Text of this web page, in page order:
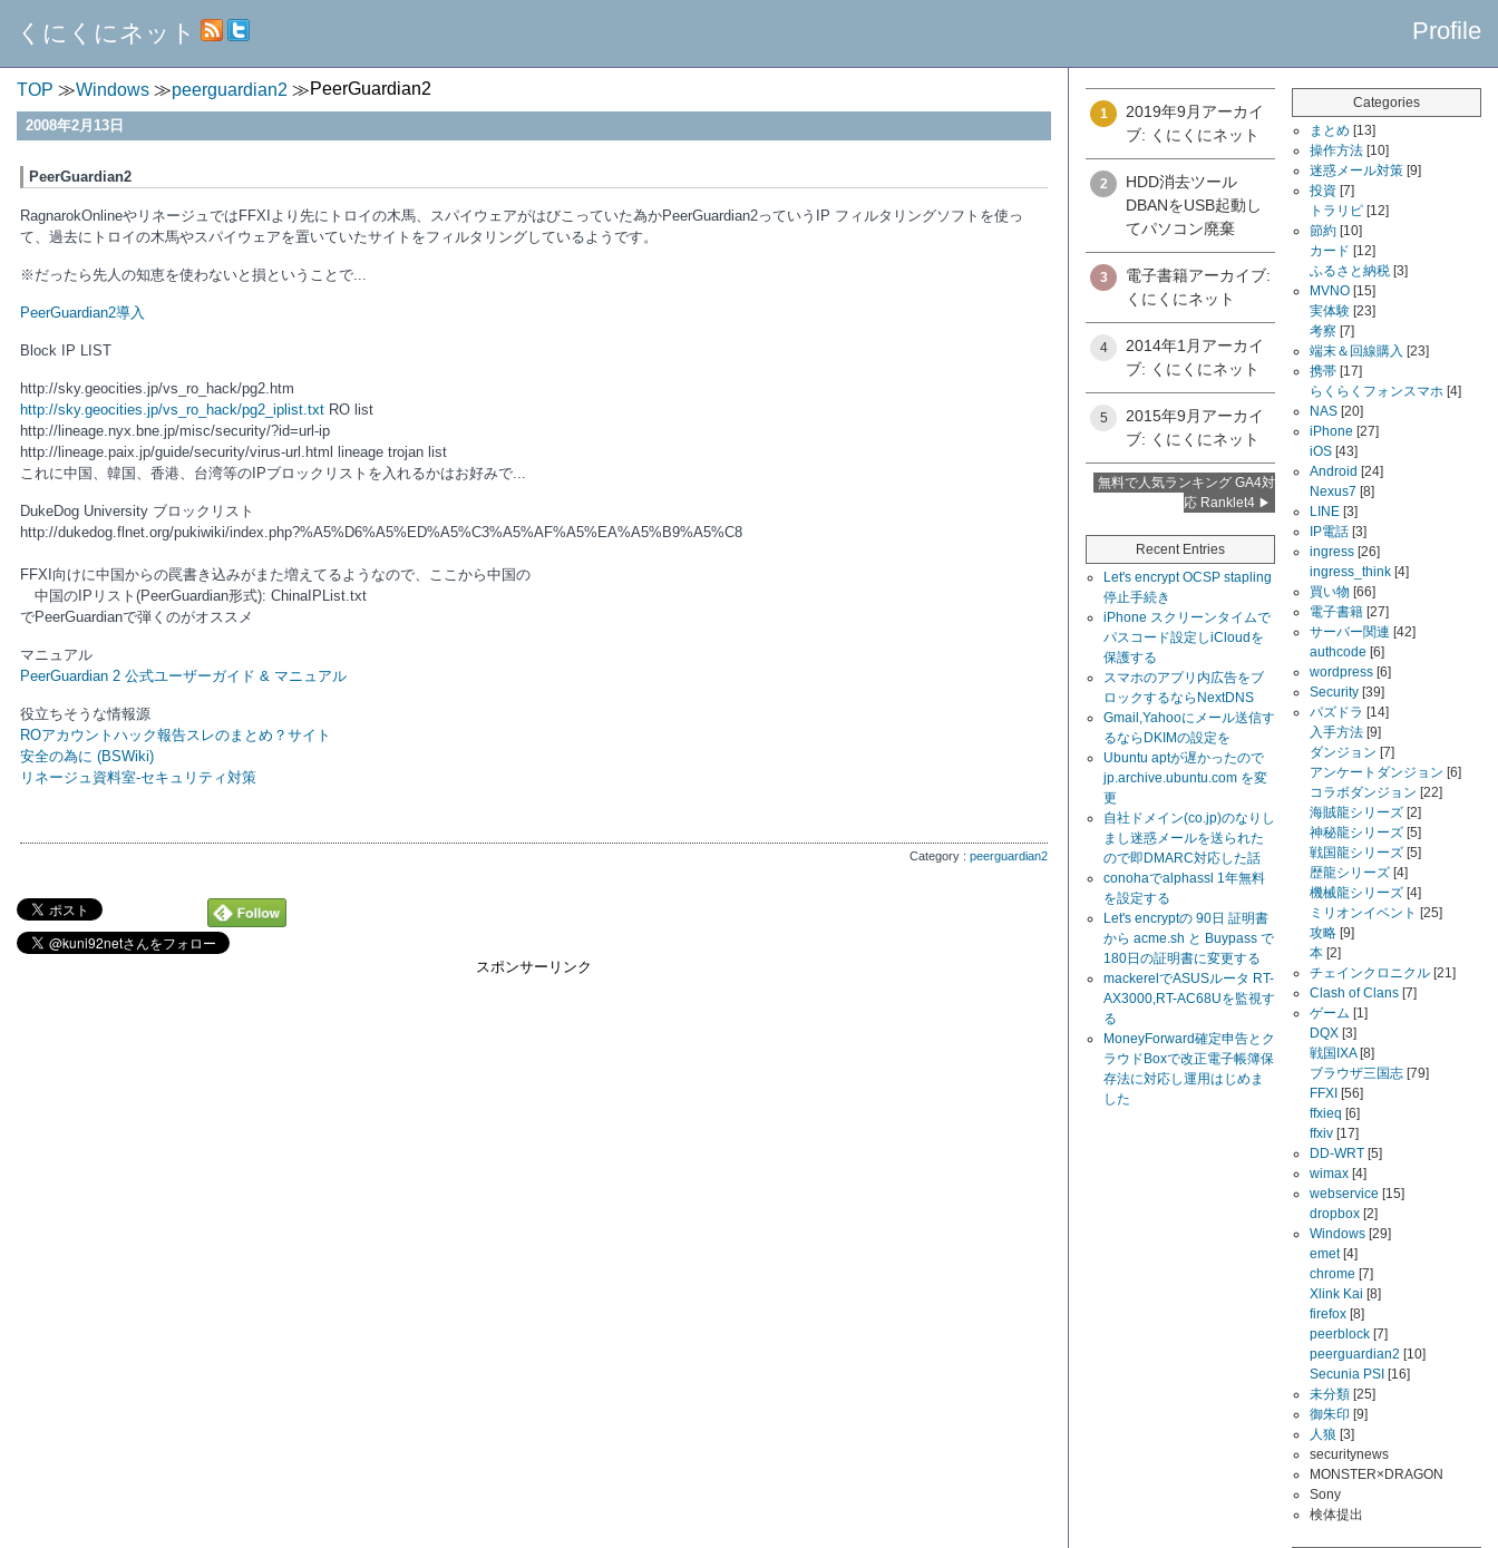
くにくにネット Profile
TOP Windows peerguardian2 PeerGuardian2
2008年2月13日
PeerGuardian2
RagnarokOnlineやリネージュではFFXIより先にトロイの木馬、スパイウェアがはびこっていた為かPeerGuardian2っていうIP フィルタリングソフトを使っ
て、過去にトロイの木馬やスパイウェアを置いていたサイトをフィルタリングしているようです。
※だったら先人の知恵を使わないと損ということで...
PeerGuardian2導入
Block IP LIST
http://sky.geocities.jp/vs_ro_hack/pg2.htm
http://sky.geocities.jp/vs_ro_hack/pg2_iplist.txt RO list
http://lineage.nyx.bne.jp/misc/security/?id=url-ip
http://lineage.paix.jp/guide/security/virus-url.html lineage trojan list
これに中国、韓国、香港、台湾等のIPブロックリストを入れるかはお好みで...
DukeDog University ブロックリスト
http://dukedog.flnet.org/pukiwiki/index.php?%A5%D6%A5%ED%A5%C3%A5%AF%A5%EA%A5%B9%A5%C8
FFXI向けに中国からの罠書き込みがまた増えてるようなので、ここから中国の
中国のIPリスト(PeerGuardian形式): ChinaIPList.txt
でPeerGuardianで弾くのがオススメ
マニュアル
PeerGuardian 2 公式ユーザーガイド & マニュアル
役立ちそうな情報源
ROアカウントハック報告スレのまとめ？サイト
安全の為に (BSWiki)
リネージュ資料室-セキュリティ対策
Category : peerguardian2
スポンサーリンク
1
2019年9月アーカイ
ブ: くにくにネット
2
HDD消去ツール
DBANをUSB起動し
てパソコン廃棄
3
電子書籍アーカイブ:
くにくにネット
4
2014年1月アーカイ
ブ: くにくにネット
5
2015年9月アーカイ
ブ: くにくにネット
無料で人気ランキング GA4対
応 Ranklet4
Recent Entries
Let's encrypt OCSP stapling
停止手続き
iPhone スクリーンタイムで
パスコード設定しiCloudを
保護する
スマホのアプリ内広告をブ
ロックするならNextDNS
Gmail,Yahooにメール送信す
るならDKIMの設定を
Ubuntu aptが遅かったので
jp.archive.ubuntu.com を変
更
自社ドメイン(co.jp)のなりし
まし迷惑メールを送られた
ので即DMARC対応した話
conohaでalphassl 1年無料
を設定する
Let's encryptの 90日 証明書
から acme.sh と Buypass で
180日の証明書に変更する
mackerelでASUSルータ RT-
AX3000,RT-AC68Uを監視す
る
MoneyForward確定申告とク
ラウドBoxで改正電子帳簿保
存法に対応し運用はじめま
した
Categories
まとめ [13]
操作方法 [10]
迷惑メール対策 [9]
投資 [7]
トラリピ [12]
節約 [10]
カード [12]
ふるさと納税 [3]
MVNO [15]
実体験 [23]
考察 [7]
端末＆回線購入 [23]
携帯 [17]
らくらくフォンスマホ [4]
NAS [20]
iPhone [27]
iOS [43]
Android [24]
Nexus7 [8]
LINE [3]
IP電話 [3]
ingress [26]
ingress_think [4]
買い物 [66]
電子書籍 [27]
サーバー関連 [42]
authcode [6]
wordpress [6]
Security [39]
パズドラ [14]
入手方法 [9]
ダンジョン [7]
アンケートダンジョン [6]
コラボダンジョン [22]
海賊龍シリーズ [2]
神秘龍シリーズ [5]
戦国龍シリーズ [5]
歴龍シリーズ [4]
機械龍シリーズ [4]
ミリオンイベント [25]
攻略 [9]
本 [2]
チェインクロニクル [21]
Clash of Clans [7]
ゲーム [1]
DQX [3]
戦国IXA[8]
ブラウザ三国志 [79]
FFXI [56]
ffxieq [6]
ffxiv [17]
DD-WRT [5]
wimax [4]
webservice [15]
dropbox [2]
Windows [29]
emet[4]
chrome [7]
Xlink Kai [8]
firefox [8]
peerblock [7]
peerguardian2 [10]
Secunia PSI [16]
未分類 [25]
御朱印 [9]
人狼 [3]
securitynews
MONSTER×DRAGON
Sony
検体提出